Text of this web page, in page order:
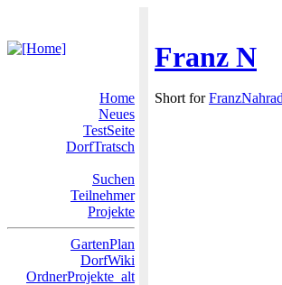
Franz N
Home
Neues
TestSeite
DorfTratsch
Suchen
Teilnehmer
Projekte
GartenPlan
DorfWiki
OrdnerProjekte_alt
Short for